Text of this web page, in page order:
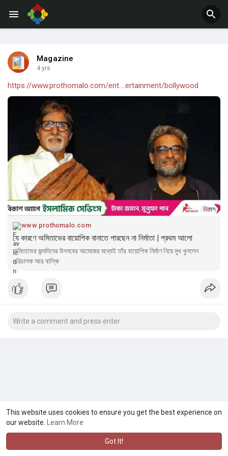
This website uses cookies to ensure you get the best experience on
our website.
Learn More
Got It!
Magazine
4 yrs
https://www.prothomalo.com/ent....ertainment/bollywood
www.prothomalo.com
যে কারণে অমিতাভের বায়োপিক বানাতে পারছেন না নির্মাতা | প্রথম আলো
অমিতাভের জন্মদিনের উৎসবের আমেজের মধ্যেই তাঁর বায়োপিক নির্মাণ নিয়ে মুখ খুললেন
পরিচালক আর বাল্কি